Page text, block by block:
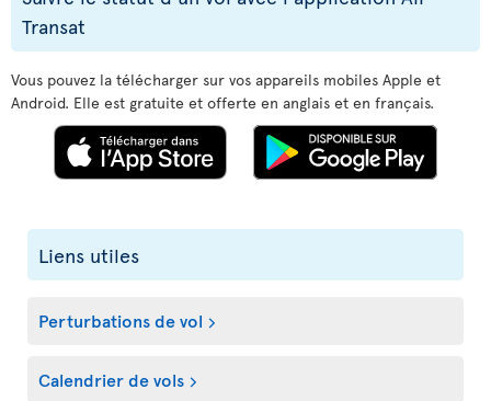
Transat
Vous pouvez la télécharger sur vos appareils mobiles Apple et
Android. Elle est gratuite et offerte en anglais et en français.
Liens utiles
Perturbations de vol
Calendrier de vols